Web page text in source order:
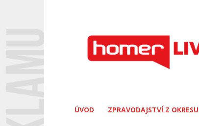
Homerlive
ÚVOD ZPRAVODAJSTVÍ Z OKRESU